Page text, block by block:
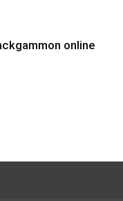
online